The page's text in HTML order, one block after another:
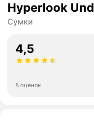
Hyperlook
Сумки
4,5
8 оценок